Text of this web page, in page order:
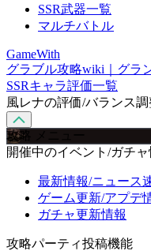
SSR武器一覧
マルチバトル
GameWith
グラブル攻略wiki｜グラ
SSRキャラ評価一覧
風レナの評価/バランス
攻略 メニュー
開催中のイベント/ガチャ
最新情報/ニュース
ゲーム更新/アプデ
ガチャ更新情報
攻略パーティ投稿機能